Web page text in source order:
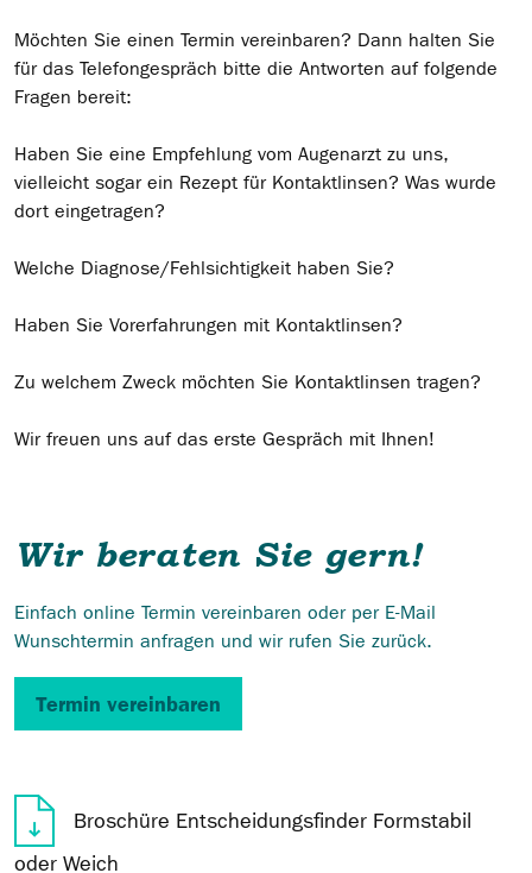
Möchten Sie einen Termin vereinbaren? Dann halten Sie
für das Telefongespräch bitte die Antworten auf folgende
Fragen bereit:
Haben Sie eine Empfehlung vom Augenarzt zu uns,
vielleicht sogar ein Rezept für Kontaktlinsen? Was wurde
dort eingetragen?
Welche Diagnose/Fehlsichtigkeit haben Sie?
Haben Sie Vorerfahrungen mit Kontaktlinsen?
Zu welchem Zweck möchten Sie Kontaktlinsen tragen?
Wir freuen uns auf das erste Gespräch mit Ihnen!
Wir beraten Sie gern!
Einfach online Termin vereinbaren oder per E-Mail
Wunschtermin anfragen und wir rufen Sie zurück.
Termin vereinbaren
Broschüre Entscheidungsfinder Formstabil
oder Weich